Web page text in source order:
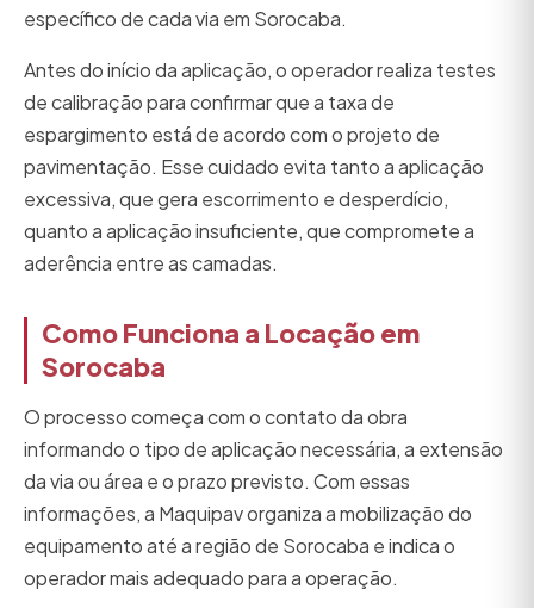
específico de cada via em Sorocaba.
Antes do início da aplicação, o operador realiza testes
de calibração para confirmar que a taxa de
espargimento está de acordo com o projeto de
pavimentação. Esse cuidado evita tanto a aplicação
excessiva, que gera escorrimento e desperdício,
quanto a aplicação insuficiente, que compromete a
aderência entre as camadas.
Como Funciona a Locação em
Sorocaba
O processo começa com o contato da obra
informando o tipo de aplicação necessária, a extensão
da via ou área e o prazo previsto. Com essas
informações, a Maquipav organiza a mobilização do
equipamento até a região de Sorocaba e indica o
operador mais adequado para a operação.